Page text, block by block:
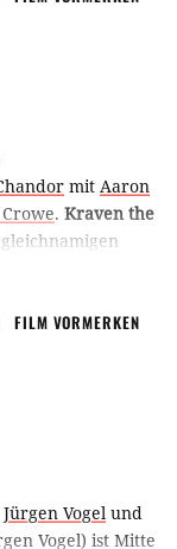
mit Aaron
. Kraven the
beweisen, dass
ist.
FILM VORMERKEN
Jürgen Vogel und
Vogel) ist Mitte